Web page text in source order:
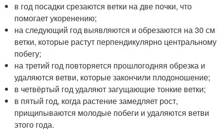
в год посадки срезаются ветки на две почки, что
помогает укоренению;
на следующий год выявляются и обрезаются на 30 см
ветки, которые растут перпендикулярно центральному
побегу;
на третий год повторяется прошлогодняя обрезка и
удаляются ветви, которые закончили плодоношение;
в четвёртый год удаляют загущающие тонкие ветки;
в пятый год, когда растение замедляет рост,
прищипываются молодые побеги и удаляются ветви
этого года.